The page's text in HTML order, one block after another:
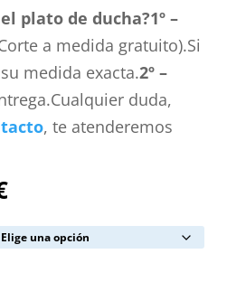
plato de ducha?1º –
a medida gratuito).Si
medida exacta.2º –
duda,
, te atenderemos